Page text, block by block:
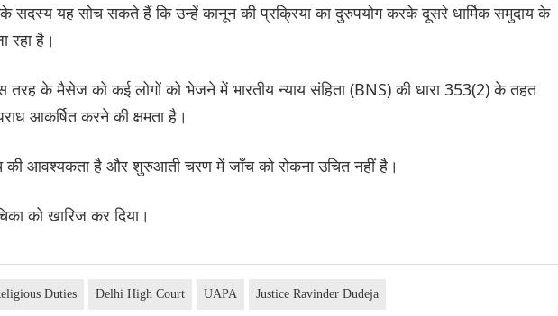
सदस्य यह सोच सकते हैं कि उन्हें कानून की प्रक्रिया का दुरुपयोग करके दूसरे धार्मिक समुदाय के
रहा है।
इस तरह के मैसेज को कई लोगों को भेजने में भारतीय न्याय संहिता (BNS) की धारा 353(2) के तहत
आकर्षित करने की क्षमता है।
की आवश्यकता है और शुरुआती चरण में जाँच को रोकना उचित नहीं है।
को खारिज कर दिया।
Duties Delhi High Court UAPA Justice Ravinder Dudeja